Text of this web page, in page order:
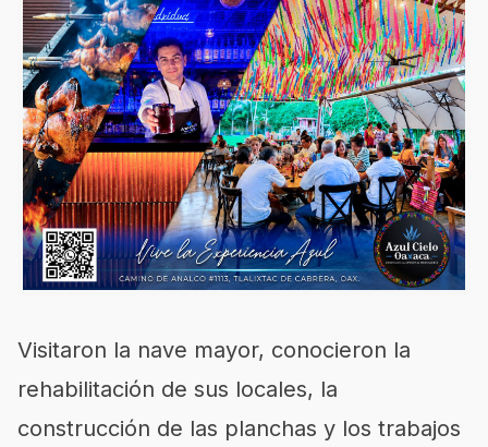
Visitaron la nave mayor, conocieron la
rehabilitación de sus locales, la
construcción de las planchas y los trabajos